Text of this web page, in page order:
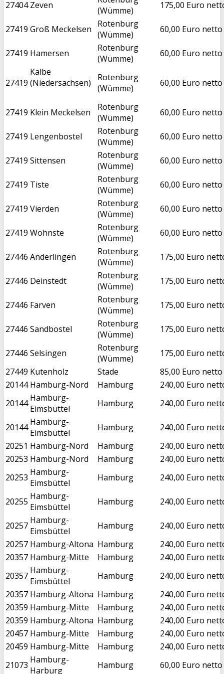
27404 Zeven
(Wümme)
175,00 Euro
27419 Groß Meckelsen
Rotenburg
(Wümme)
60,00 Euro netto
27419 Hamersen
Rotenburg
(Wümme)
60,00 Euro netto
27419
Kalbe
(Niedersachsen)
Rotenburg
(Wümme)
60,00 Euro netto
27419 Klein Meckelsen
Rotenburg
(Wümme)
60,00 Euro netto
27419 Lengenbostel
Rotenburg
(Wümme)
60,00 Euro netto
27419 Sittensen
Rotenburg
(Wümme)
60,00 Euro netto
27419 Tiste
Rotenburg
(Wümme)
60,00 Euro netto
27419 Vierden
Rotenburg
(Wümme)
60,00 Euro netto
27419 Wohnste
Rotenburg
(Wümme)
60,00 Euro netto
27446 Anderlingen
Rotenburg
(Wümme)
175,00 Euro
27446 Deinstedt
Rotenburg
(Wümme)
175,00 Euro
27446 Farven
Rotenburg
(Wümme)
175,00 Euro
27446 Sandbostel
Rotenburg
(Wümme)
175,00 Euro
27446 Selsingen
Rotenburg
(Wümme)
175,00 Euro
27449 Kutenholz Stade
85,00 Euro netto
20144 Hamburg-Nord Hamburg
240,00 Euro
20144 Hamburg-
Eimsbüttel
Hamburg 240,00 Euro
20144 Hamburg-
Eimsbüttel
Hamburg
240,00 Euro
20251 Hamburg-Nord Hamburg
240,00 Euro
20253 Hamburg-Nord Hamburg
240,00 Euro
20253 Hamburg-
Eimsbüttel
Hamburg 240,00 Euro
20255 Hamburg-
Eimsbüttel
Hamburg 240,00 Euro
20257 Hamburg-
Eimsbüttel
Hamburg
240,00 Euro
20257 Hamburg-Altona Hamburg
240,00 Euro
20357 Hamburg-Mitte Hamburg
240,00 Euro
20357 Hamburg-
Eimsbüttel
Hamburg
240,00 Euro
20357 Hamburg-Altona Hamburg
240,00 Euro
20359 Hamburg-Mitte Hamburg
240,00 Euro
20359 Hamburg-Altona Hamburg
240,00 Euro
20457 Hamburg-Mitte Hamburg
240,00 Euro
20459 Hamburg-Mitte Hamburg
240,00 Euro
21073 Hamburg-
Harburg
Hamburg 60,00 Euro netto